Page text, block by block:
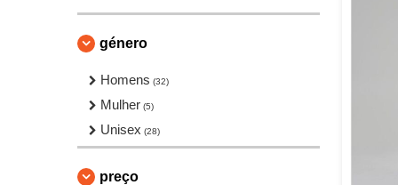
género
Homens (32)
Mulher (5)
Unisex (28)
preço